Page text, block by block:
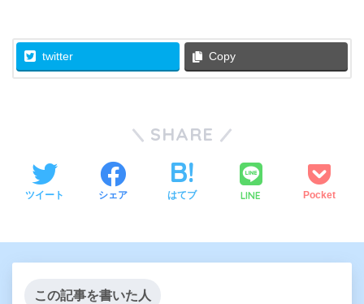
twitter Copy
SHARE
ツイート シェア はてブ LINE Pocket
この記事を書いた人